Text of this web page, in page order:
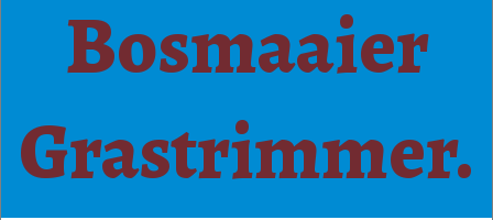
Bosmaaier
Grastrimmer.